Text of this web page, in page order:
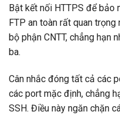
Bật kết nối HTTPS để
FTP an toàn rất quan
bộ phận CNTT, chẳng hạn
ba.
Cân nhắc đóng tất cả các
các port mặc định, chẳng
SSH. Điều này ngăn chặn